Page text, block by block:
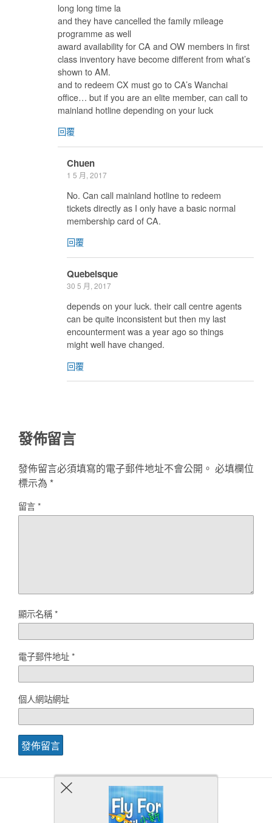
long long time la
and they have cancelled the family mileage
programme as well
award availability for CA and OW members in first
class inventory have become different from what’s
shown to AM.
and to redeem CX must go to CA’s Wanchai
office… but if you are an elite member, can call to
mainland hotline depending on your luck
回覆
Chuen
1 5 月, 2017
No. Can call mainland hotline to redeem
tickets directly as I only have a basic normal
membership card of CA.
回覆
Quebeisque
30 5 月, 2017
depends on your luck. their call centre agents
can be quite inconsistent but then my last
encounterment was a year ago so things
might well have changed.
回覆
發佈留言
發佈留言必須填寫的電子郵件地址不會公開。 必填欄位
標示為 *
留言*
顯示名稱*
電子郵件地址*
個人網站網址
Back to top